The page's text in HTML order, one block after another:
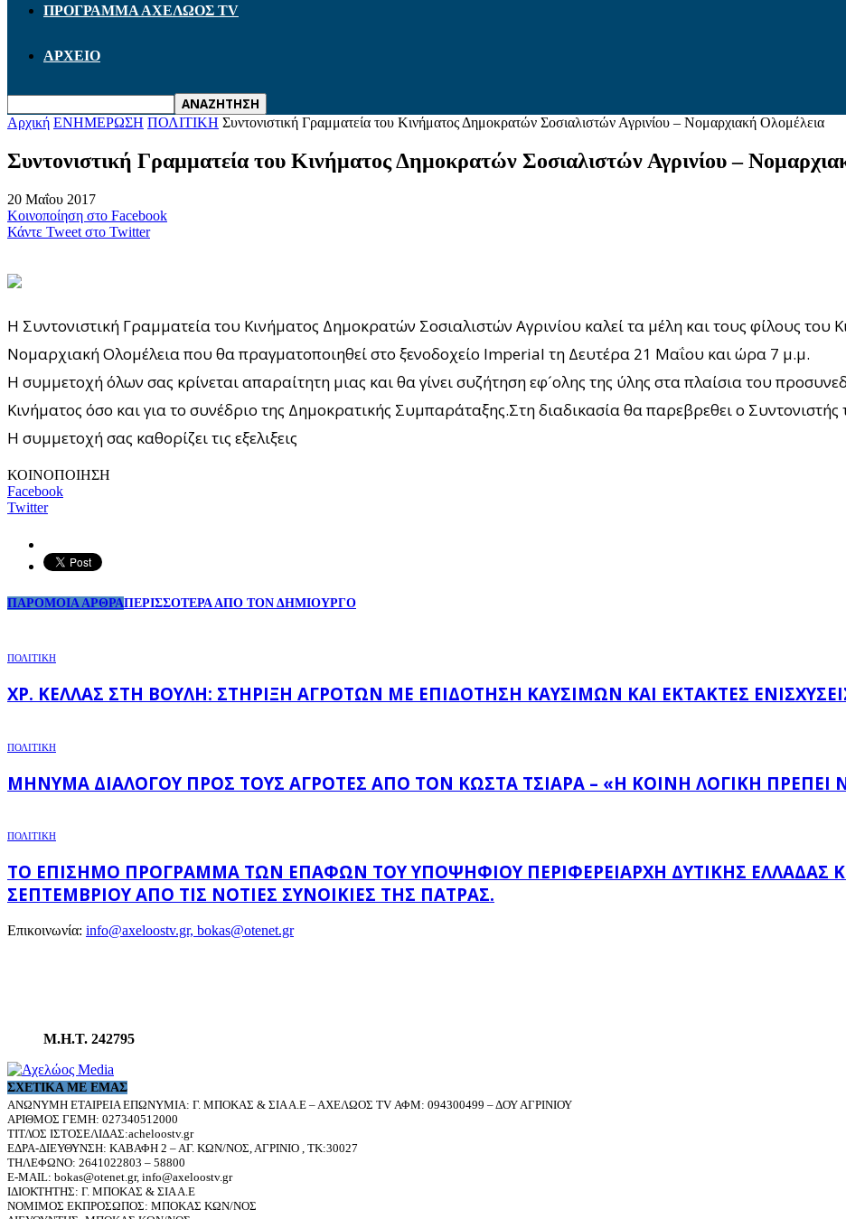
ΠΡΟΓΡΑΜΜΑ ΑΧΕΛΩΟΣ TV
ΑΡΧΕΙΟ
Αρχική ΕΝΗΜΕΡΩΣΗ ΠΟΛΙΤΙΚΗ Συντονιστική Γραμματεία του Κινήματος Δημοκρατών Σοσιαλιστών Αγρινίου – Νομαρχιακή Ολομέλεια
Συντονιστική Γραμματεία του Κινήματος Δημοκρατών Σοσιαλιστών Αγρινίου –
20 Μαΐου 2017
Κοινοποίηση στο Facebook
Κάντε Tweet στο Twitter
Η Συντονιστική Γραμματεία του Κινήματος Δημοκρατών Σοσιαλιστών Αγρινίου καλεί τα μέλη και τους φίλους
Νομαρχιακή Ολομέλεια που θα πραγματοποιηθεί στο ξενοδοχείο Imperial τη Δευτέρα 21 Μαΐου και ώρα 7 μ.μ.
Η συμμετοχή όλων σας κρίνεται απαραίτητη μιας και θα γίνει συζήτηση εφ´ολης της ύλης στα πλαίσια του
Κινήματος όσο και για το συνέδριο της Δημοκρατικής Συμπαράταξης.Στη διαδικασία θα παρεβρεθει ο
Η συμμετοχή σας καθορίζει τις εξελιξεις
ΚΟΙΝΟΠΟΙΗΣΗ
Facebook
Twitter
ΠΑΡΟΜΟΙΑ ΑΡΘΡΑΠΕΡΙΣΣΟΤΕΡΑ ΑΠΟ ΤΟΝ ΔΗΜΙΟΥΡΓΟ
ΠΟΛΙΤΙΚΗ
ΧΡ. ΚΈΛΛΑΣ ΣΤΗ ΒΟΥΛΉ: ΣΤΉΡΙΞΗ ΑΓΡΟΤΏΝ ΜΕ ΕΠΙΔΌΤΗΣΗ ΚΑΥΣΊΜΩΝ ΚΑΙ ΈΚΤΑΚΤΕΣ
ΠΟΛΙΤΙΚΗ
ΜΉΝΥΜΑ ΔΙΑΛΌΓΟΥ ΠΡΟΣ ΤΟΥΣ ΑΓΡΌΤΕΣ ΑΠΌ ΤΟΝ ΚΏΣΤΑ ΤΣΙΆΡΑ – «Η ΚΟΙΝΉ ΛΟΓΙΚΉ ΠΡΈΠΕΙ
ΠΟΛΙΤΙΚΗ
ΤΟ ΕΠΊΣΗΜΟ ΠΡΌΓΡΑΜΜΑ ΤΩΝ ΕΠΑΦΏΝ ΤΟΥ ΥΠΟΨΉΦΙΟΥ ΠΕΡΙΦΕΡΕΙΆΡΧΗ ΔΥΤΙΚΉΣ ΕΛΛΆΔΑΣ
ΣΕΠΤΕΜΒΡΊΟΥ ΑΠΌ ΤΙΣ ΝΌΤΙΕΣ ΣΥΝΟΙΚΊΕΣ ΤΗΣ ΠΆΤΡΑΣ.
Επικοινωνία: info@axeloostv.gr, bokas@otenet.gr
Μ.Η.Τ. 242795
ΣΧΕΤΙΚΆ ΜΕ ΕΜΆΣ
ΑΝΩΝΥΜΗ ΕΤΑΙΡΕΙΑ ΕΠΩΝΥΜΙΑ: Γ. ΜΠΟΚΑΣ & ΣΙΑ Α.Ε – ΑΧΕΛΩΟΣ TV ΑΦΜ: 094300499 – ΔΟΥ ΑΓΡΙΝΙΟΥ
ΑΡΙΘΜΟΣ ΓΕΜΗ: 027340512000
ΤΙΤΛΟΣ ΙΣΤΟΣΕΛΙΔΑΣ:acheloostv.gr
ΕΔΡΑ-ΔΙΕΥΘΥΝΣΗ: ΚΑΒΑΦΗ 2 – ΑΓ. ΚΩΝ/ΝΟΣ, ΑΓΡΙΝΙΟ , ΤΚ:30027
ΤΗΛΕΦΩΝΟ: 2641022803 – 58800
E-MAIL: bokas@otenet.gr, info@axeloostv.gr
ΙΔΙΟΚΤΗΤΗΣ: Γ. ΜΠΟΚΑΣ & ΣΙΑ Α.Ε
ΝΟΜΙΜΟΣ ΕΚΠΡΟΣΩΠΟΣ: ΜΠΟΚΑΣ ΚΩΝ/ΝΟΣ